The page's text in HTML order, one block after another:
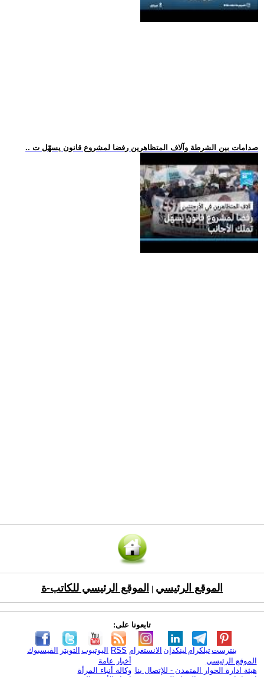
.. صدامات بين الشرطة وآلاف المتظاهرين رفضا لمشروع قانون يسهّل ت
الموقع الرئيسي الموقع الرئيسي للكاتب-ة
تابعونا على:
الفيسبوك التويتر اليوتيوب RSS الانستغرام لينكدإن تيلكرامبنترست
الموقع الرئيسي
هيئة ادارة الحوار المتمدن - للإتصال بنا
أخبار عامة
وكالة أنباء المرأة